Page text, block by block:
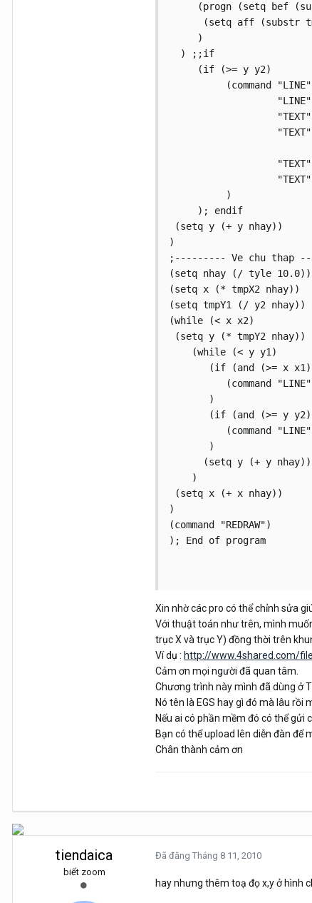
(progn (setq bef
(setq aff (substr
     )
  ) ;;if
     (if (>= y y2)
(command
          )
     ); endif
(setq y (+ y nhay))
)
;--------- Ve chu thap
(setq nhay (/ tyle 10.0))
(setq x (* tmpX2 nhay))
(setq tmpY1 (/ y2 nhay))
(while (< x x2)
(setq y (* tmpY2 nhay))
    (while (< y y1)
(if (and (>= x
(command
       )
(if (and (>= y
(command
       )
      (setq y (+ y nhay))
    )
(setq x (+ x nhay))
)
(command "REDRAW")
); End of program
Xin nhờ các pro có thể chỉnh sửa
Với thuật toán như trên, mình
trục X và trục Y) đồng thời trên
Ví dụ : http://www.4shared.com/
Cảm ơn mọi người đã quan tâm.
Chương trình này mình đã dùng ở
Nó tên là EGS hay gì đó mà lâu
Nếu ai có phần mềm đó có thể gửi
Bạn có thể upload lên diễn đàn
Chân thành cảm ơn
tiendaica
biết zoom
Đã đăng Tháng 8 11, 2010
hay nhưng thêm toạ đọ x,y ở hình